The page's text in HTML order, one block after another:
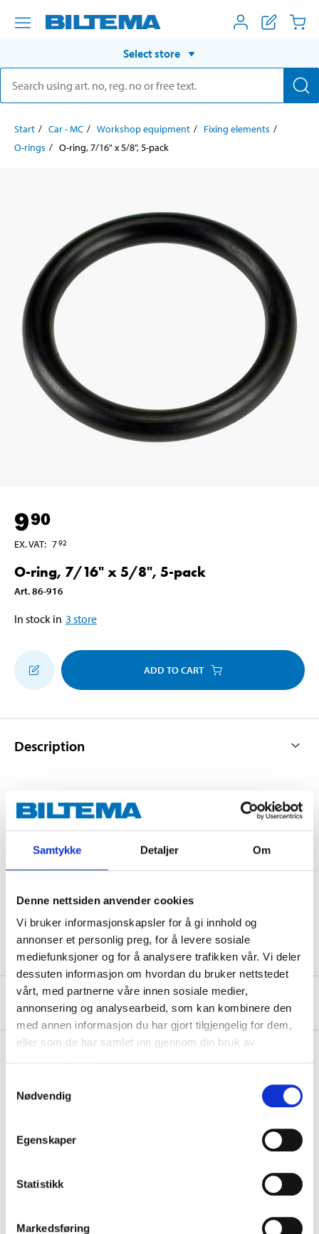
Samtykke Detaljer Om
Denne nettsiden anvender cookies
Vi bruker informasjonskapsler for å gi innhold og
annonser et personlig preg, for å levere sosiale
mediefunksjoner og for å analysere trafikken vår. Vi deler
dessuten informasjon om hvordan du bruker nettstedet
vårt, med partnerne våre innen sosiale medier,
annonsering og analysearbeid, som kan kombinere den
med annen informasjon du har gjort tilgjengelig for dem,
eller som de har samlet inn gjennom din bruk av
Nødvendig
Egenskaper
Statistikk
Markedsføring
Select store
Start Car - MC Workshop equipment
Fixing elements
O-rings
O-ring, 7/16" x 5/8", 5-pack
990
EX. VAT: 792
O-ring, 7/16" x 5/8", 5-pack
Art.86-916
In stock in 3 store
ADD TO CART
Description
O-ring of nitrile rubber. Resistant to petroleum
Temperature range -55–+125 °C
About the manufacturer
Other customers also bought